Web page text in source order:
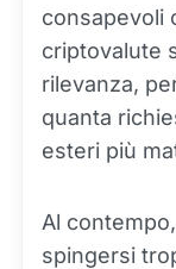
consapevoli
criptovalute
rilevanza,
quanta
esteri più
Al
spingersi